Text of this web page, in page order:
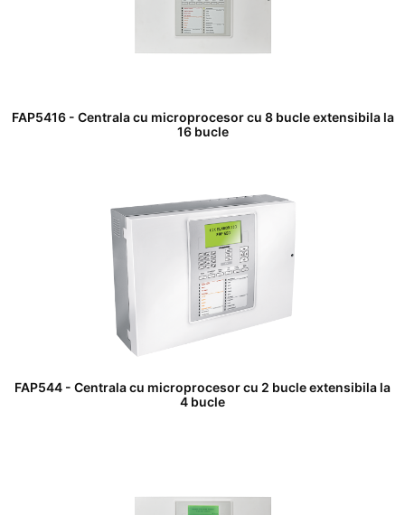
FAP5416 - Centrala cu microprocesor cu 8 bucle extensibila la
16 bucle
FAP544 - Centrala cu microprocesor cu 2 bucle extensibila la
4 bucle